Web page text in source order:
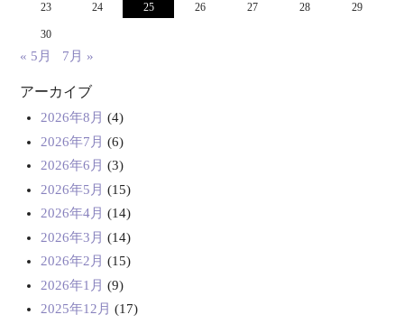
23 24 25 26 27 28 29
30
« 5月 7月 »
アーカイブ
2026年8月 (4)
2026年7月 (6)
2026年6月 (3)
2026年5月 (15)
2026年4月 (14)
2026年3月 (14)
2026年2月 (15)
2026年1月 (9)
2025年12月 (17)